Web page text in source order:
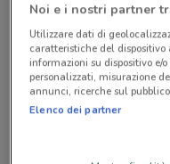
Piazzale Degli
2.7 km
Via Pietro Maffi,
Noi e i nostri partner
Utilizzare dati di
caratteristiche del
informazioni su dispositivo e/
personalizzati, misurazione
annunci, ricerche sul
Elenco dei partner